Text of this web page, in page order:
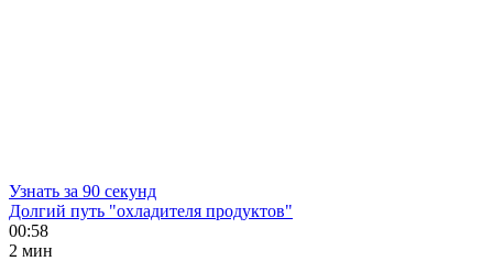
Узнать за 90 секунд
Долгий путь "охладителя продуктов"
00:58
2 мин